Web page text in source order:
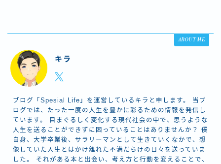
ABOUT ME
キラ
ブログ「Spesial Life」を運営しているキラと申します。 当ブ
ログでは、たった一度の人生を豊かに彩るための情報を発信し
ています。 目まぐるしく変化する現代社会の中で、思うような
人生を送ることができずに困っていることはありませんか？ 僕
自身、大学卒業後、サラリーマンとして生きていくなかで、想
像していた人生とはかけ離れた不満だらけの日々を送っていま
した。 それがある本と出会い、考え方と行動を変えることで、